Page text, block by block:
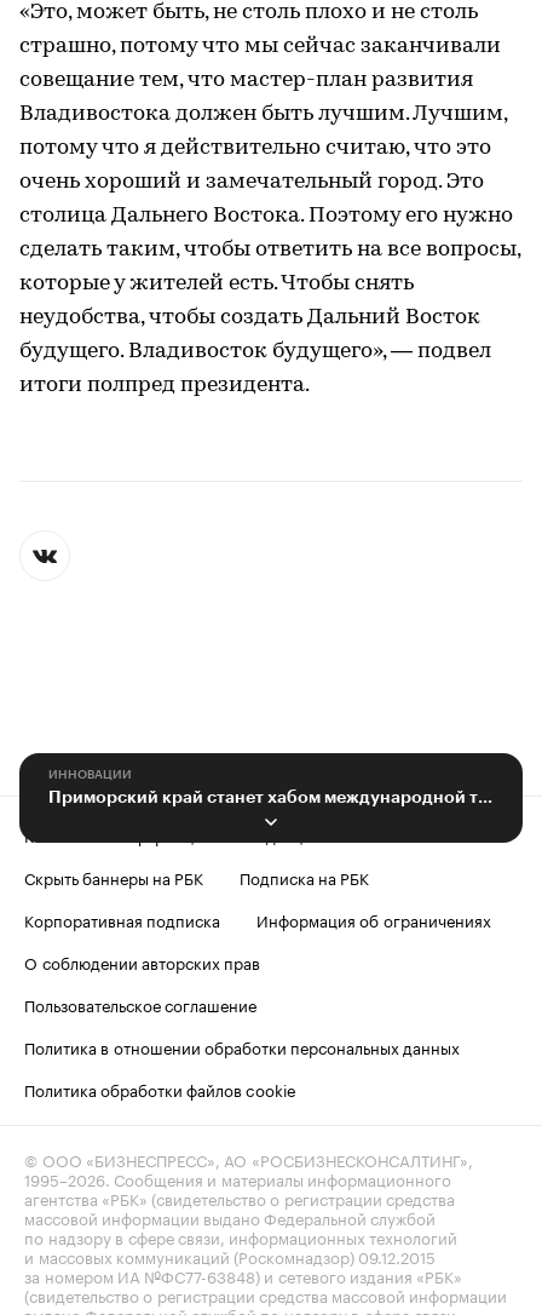
«Это, может быть, не столь плохо и не столь
страшно, потому что мы сейчас заканчивали
совещание тем, что мастер-план развития
Владивостока должен быть лучшим. Лучшим,
потому что я действительно считаю, что это
очень хороший и замечательный город. Это
столица Дальнего Востока. Поэтому его нужно
сделать таким, чтобы ответить на все вопросы,
которые у жителей есть. Чтобы снять
неудобства, чтобы создать Дальний Восток
будущего. Владивосток будущего», — подвел
итоги полпред президента.
ИННОВАЦИИ
Приморский край станет хабом международной торговли России
Контактная информация
Скрыть баннеры на РБК
Подписка на РБК
Корпоративная подписка
Информация об ограничениях
О соблюдении авторских прав
Пользовательское соглашение
Политика в отношении обработки персональных данных
Политика обработки файлов cookie
© ООО «БИЗНЕСПРЕСС», АО «РОСБИЗНЕСКОНСАЛТИНГ»,
1995–2026. Сообщения и материалы информационного
агентства «РБК» (свидетельство о регистрации средства
массовой информации выдано Федеральной службой
по надзору в сфере связи, информационных технологий
и массовых коммуникаций (Роскомнадзор) 09.12.2015
за номером ИА №ФС77-63848) и сетевого издания «РБК»
(свидетельство о регистрации средства массовой информации